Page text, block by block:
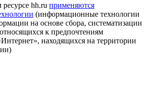
hh.ru применяются
(информационные технологии
на основе сбора, систематизации
к предпочтениям
находящихся на территории